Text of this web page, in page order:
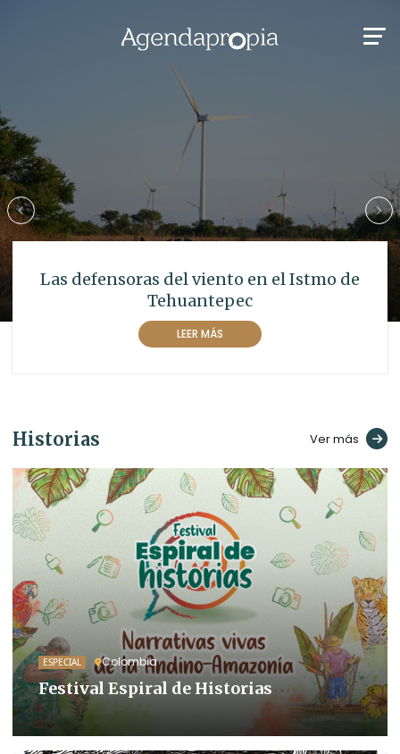
Las defensoras del viento en el Istmo de
Tehuantepec
LEER MÁS
Historias Ver más
ESPECIAL Colombia
Festival Espiral de Historias